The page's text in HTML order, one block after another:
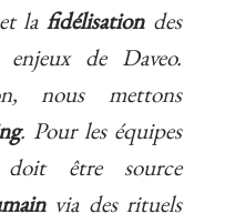
lafidélisationdes
de Daveo.
nous mettons
. Pour les équipes
doit être source
via des rituels